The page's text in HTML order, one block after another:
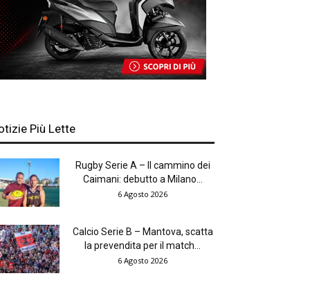
Più Lette
Rugby Serie A – Il cammino dei
Caimani: debutto a Milano...
6 Agosto 2026
Calcio Serie B – Mantova, scatta
la prevendita per il match...
6 Agosto 2026